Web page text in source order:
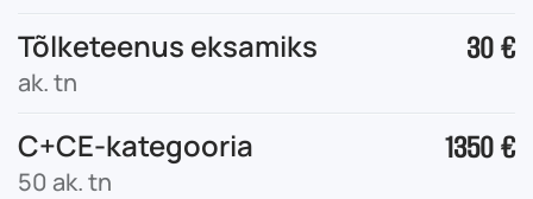
Tõlketeenus eksamiks
ak. tn
30 €
C+CE-kategooria
50 ak. tn
1350 €